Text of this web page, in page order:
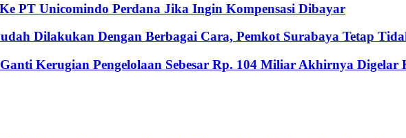
PT Unicomindo Perdana Jika Ingin Kompensasi Dibayar
Dilakukan Dengan Berbagai Cara, Pemkot Surabaya Tetap
Kerugian Pengelolaan Sebesar Rp. 104 Miliar Akhirnya